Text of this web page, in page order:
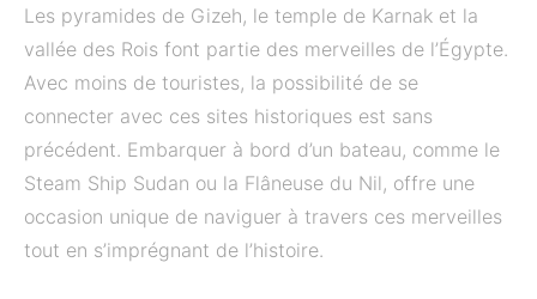
Les pyramides de Gizeh, le temple de Karnak et la
vallée des Rois font partie des merveilles de l’Égypte.
Avec moins de touristes, la possibilité de se
connecter avec ces sites historiques est sans
précédent. Embarquer à bord d’un bateau, comme le
Steam Ship Sudan ou la Flâneuse du Nil, offre une
occasion unique de naviguer à travers ces merveilles
tout en s’imprégnant de l’histoire.